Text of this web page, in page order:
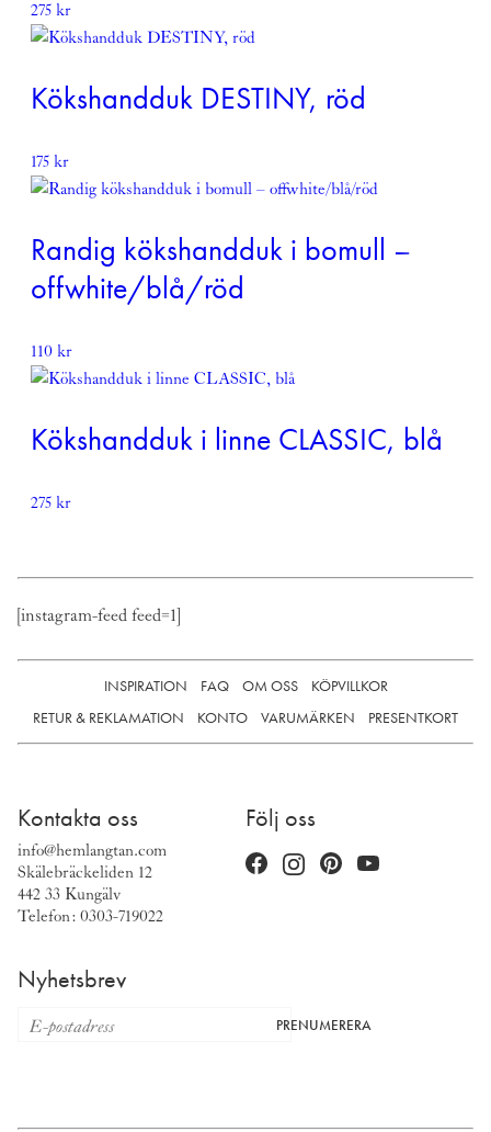
275kr
Kökshandduk DESTINY, röd
175kr
Randig kökshandduk i bomull –
offwhite/blå/röd
110kr
Kökshandduk i linne CLASSIC, blå
275kr
[instagram-feed feed=1]
INSPIRATION FAQ OM OSS
KÖPVILLKOR
RETUR & REKLAMATION
KONTO VARUMÄRKEN PRESENTKORT
Kontakta oss
info@hemlangtan.com
Skälebräckeliden 12
442 33 Kungälv
Telefon: 0303-719022
Följ oss
Nyhetsbrev
PRENUMERERA